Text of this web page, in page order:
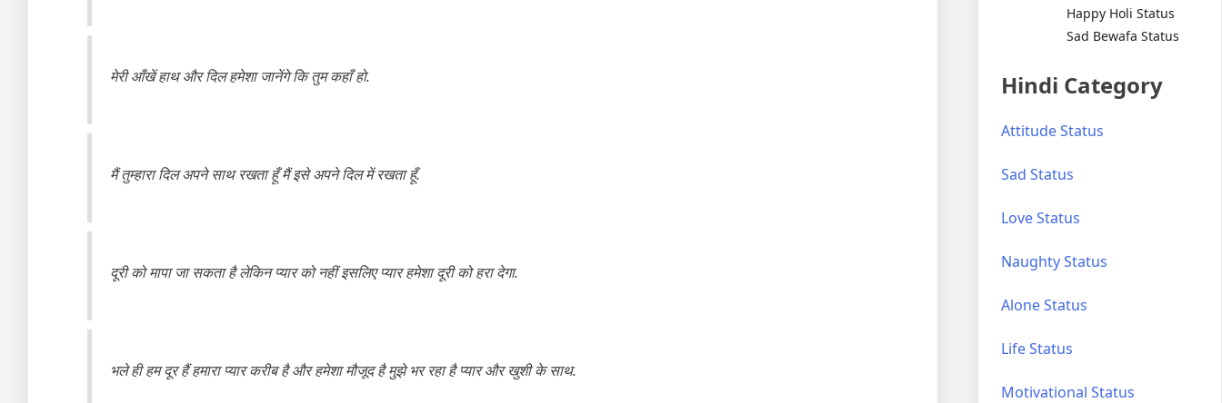
मेरी आँखें हाथ और दिल हमेशा जानेंगे कि तुम कहाँ हो.
मैं तुम्हारा दिल अपने साथ रखता हूँ मैं इसे अपने दिल में रखता हूँ.
दूरी को मापा जा सकता है लेकिन प्यार को नहीं इसलिए प्यार हमेशा दूरी को हरा देगा.
भले ही हम दूर हैं हमारा प्यार करीब है और हमेशा मौजूद है मुझे भर रहा है प्यार और खुशी के साथ.
Happy Holi Status
Sad Bewafa Status
Hindi Category
Attitude Status
Sad Status
Love Status
Naughty Status
Alone Status
Life Status
Motivational Status